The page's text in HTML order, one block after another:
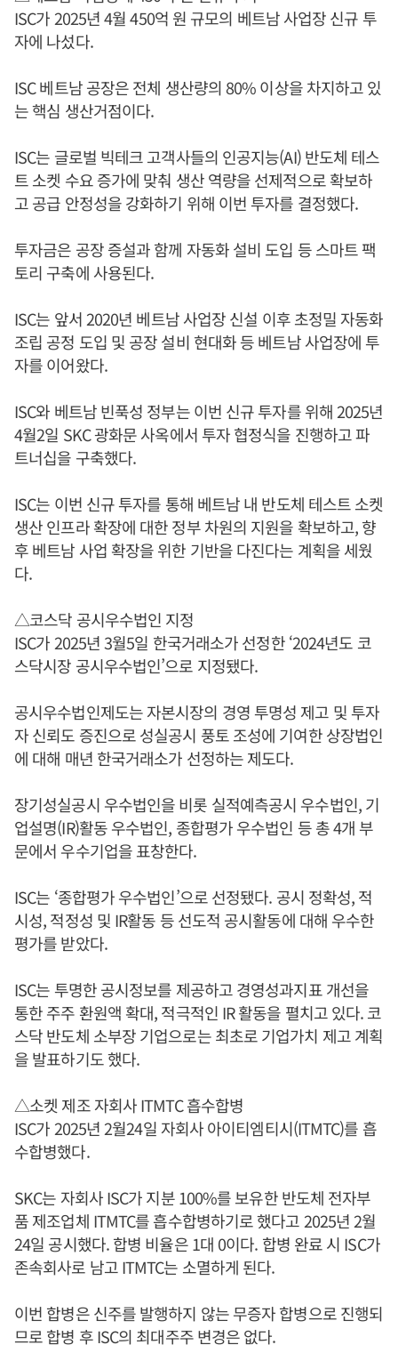
ISC가 2025년 4월 450억 원 규모의 베트남 사업장 신규 투
자에 나섰다.
ISC 베트남 공장은 전체 생산량의 80% 이상을 차지하고 있
는 핵심 생산거점이다.
ISC는 글로벌 빅테크 고객사들의 인공지능(AI) 반도체 테스
트 소켓 수요 증가에 맞춰 생산 역량을 선제적으로 확보하
고 공급 안정성을 강화하기 위해 이번 투자를 결정했다.
투자금은 공장 증설과 함께 자동화 설비 도입 등 스마트 팩
토리 구축에 사용된다.
ISC는 앞서 2020년 베트남 사업장 신설 이후 초정밀 자동화
조립 공정 도입 및 공장 설비 현대화 등 베트남 사업장에 투
자를 이어왔다.
ISC와 베트남 빈푹성 정부는 이번 신규 투자를 위해 2025년
4월2일 SKC 광화문 사옥에서 투자 협정식을 진행하고 파
트너십을 구축했다.
ISC는 이번 신규 투자를 통해 베트남 내 반도체 테스트 소켓
생산 인프라 확장에 대한 정부 차원의 지원을 확보하고, 향
후 베트남 사업 확장을 위한 기반을 다진다는 계획을 세웠
다.
△코스닥 공시우수법인 지정
ISC가 2025년 3월5일 한국거래소가 선정한 ‘2024년도 코
스닥시장 공시우수법인’으로 지정됐다.
공시우수법인제도는 자본시장의 경영 투명성 제고 및 투자
자 신뢰도 증진으로 성실공시 풍토 조성에 기여한 상장법인
에 대해 매년 한국거래소가 선정하는 제도다.
장기성실공시 우수법인을 비롯 실적예측공시 우수법인, 기
업설명(IR)활동 우수법인, 종합평가 우수법인 등 총 4개 부
문에서 우수기업을 표창한다.
ISC는 ‘종합평가 우수법인’으로 선정됐다. 공시 정확성, 적
시성, 적정성 및 IR활동 등 선도적 공시활동에 대해 우수한
평가를 받았다.
ISC는 투명한 공시정보를 제공하고 경영성과지표 개선을
통한 주주 환원액 확대, 적극적인 IR 활동을 펼치고 있다. 코
스닥 반도체 소부장 기업으로는 최초로 기업가치 제고 계획
을 발표하기도 했다.
△소켓 제조 자회사 ITMTC 흡수합병
ISC가 2025년 2월24일 자회사 아이티엠티시(ITMTC)를 흡
수합병했다.
SKC는 자회사 ISC가 지분 100%를 보유한 반도체 전자부
품 제조업체 ITMTC를 흡수합병하기로 했다고 2025년 2월
24일 공시했다. 합병 비율은 1대 0이다. 합병 완료 시 ISC가
존속회사로 남고 ITMTC는 소멸하게 된다.
이번 합병은 신주를 발행하지 않는 무증자 합병으로 진행되
므로 합병 후 ISC의 최대주주 변경은 없다.